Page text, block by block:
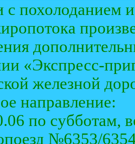
с похолоданием
«Экспресс-
железной
направление:
по субботам,
№6353/